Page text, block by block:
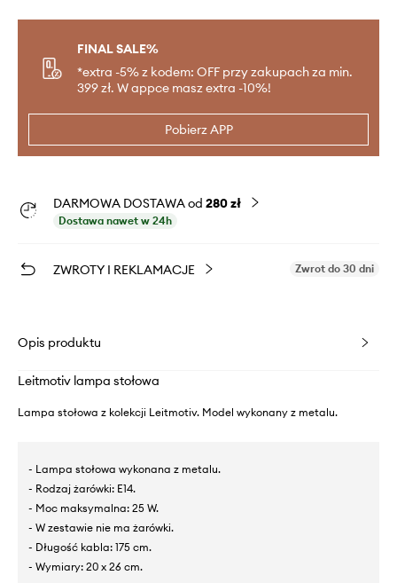
FINAL SALE%
*extra -5% z kodem: OFF przy zakupach za min.
399 zł. W appce masz extra -10%!
Pobierz APP
DARMOWA DOSTAWA od 280 zł
Dostawa nawet w 24h
ZWROTY I REKLAMACJE Zwrot do 30 dni
Opis produktu
Leitmotiv lampa stołowa
Lampa stołowa z kolekcji Leitmotiv. Model wykonany z metalu.
- Lampa stołowa wykonana z metalu.
- Rodzaj żarówki: E14.
- Moc maksymalna: 25 W.
- W zestawie nie ma żarówki.
- Długość kabla: 175 cm.
- Wymiary: 20 x 26 cm.